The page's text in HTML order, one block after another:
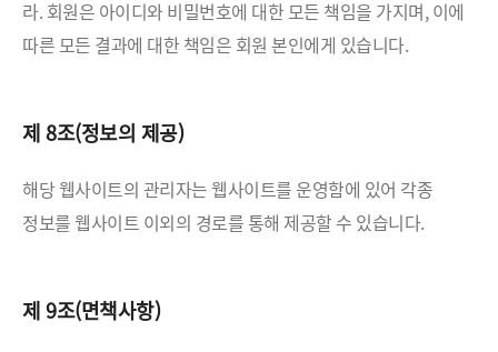
라. 회원은 아이디와 비밀번호에 대한 모든 책임을 가지며, 이에
따른 모든 결과에 대한 책임은 회원 본인에게 있습니다.
제 8조(정보의 제공)
해당 웹사이트의 관리자는 웹사이트를 운영함에 있어 각종
정보를 웹사이트 이외의 경로를 통해 제공할 수 있습니다.
제 9조(면책사항)